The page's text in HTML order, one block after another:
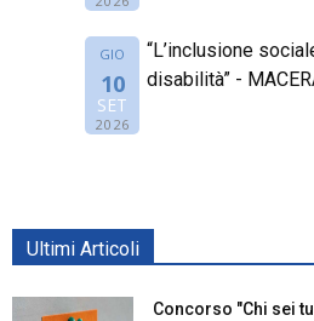
GIO
10
SET
2026
“L’inclusione
disabilità” -
Ultimi Articoli
Concorso "Chi sei